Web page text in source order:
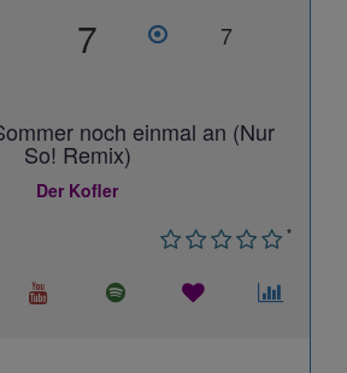
7 7
noch einmal an (Nur
So! Remix)
Der Kofler
*